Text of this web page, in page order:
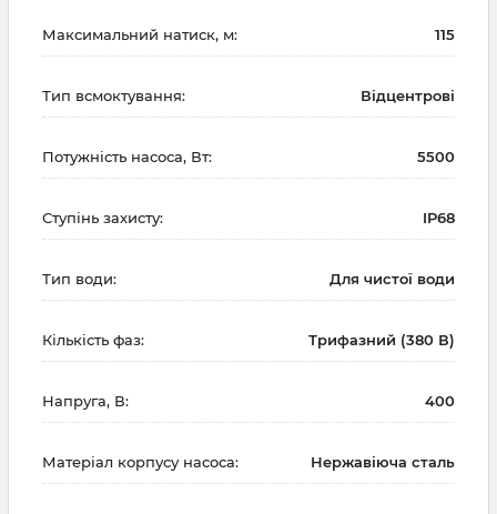
Максимальний натиск, м: 115
Тип всмоктування: Відцентрові
Потужність насоса, Вт: 5500
Ступінь захисту: IP68
Тип води: Для чистої води
Кількість фаз: Трифазний (380 В)
Напруга, В: 400
Матеріал корпусу насоса: Нержавіюча сталь